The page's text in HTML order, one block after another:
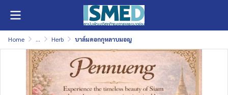
Home ... Herb บาล์มดอกกุหลาบมอญ